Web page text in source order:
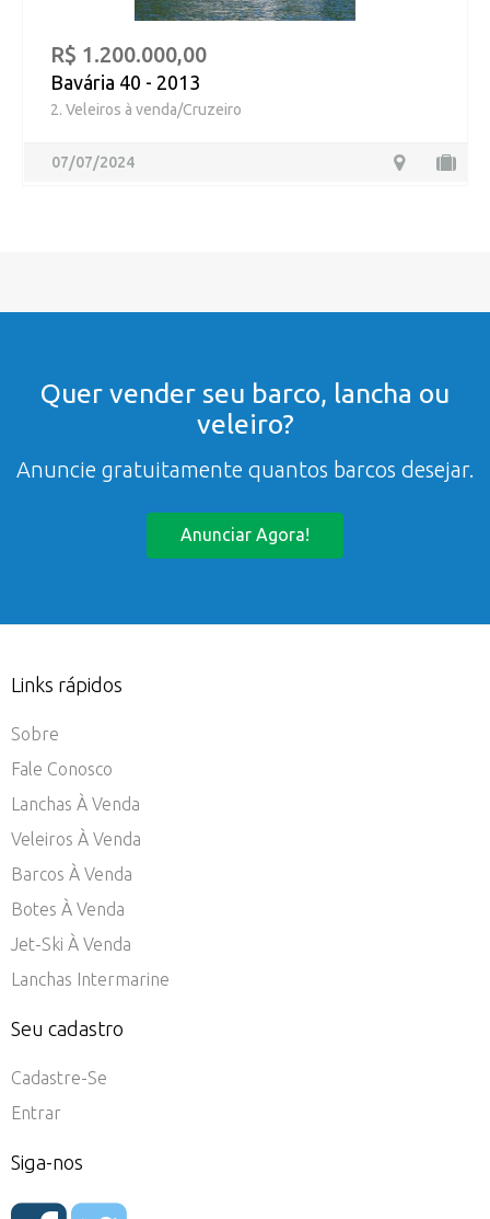
R$ 1.200.000,00
Bavária 40 - 2013
2. Veleiros à venda/Cruzeiro
07/07/2024
Quer vender seu barco, lancha ou
veleiro?
Anuncie gratuitamente quantos barcos desejar.
Anunciar Agora!
Links rápidos
Sobre
Fale Conosco
Lanchas À Venda
Veleiros À Venda
Barcos À Venda
Botes À Venda
Jet-Ski À Venda
Lanchas Intermarine
Seu cadastro
Cadastre-Se
Entrar
Siga-nos